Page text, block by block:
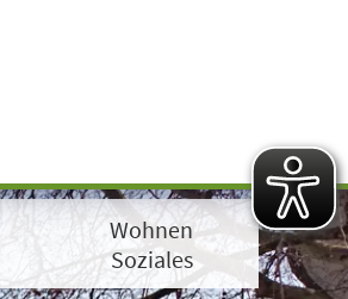
Wohnen
Soziales